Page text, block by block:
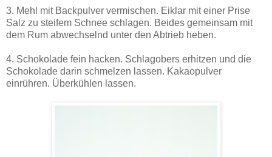
3. Mehl mit Backpulver vermischen. Eiklar mit einer Prise
Salz zu steifem Schnee schlagen. Beides gemeinsam mit
dem Rum abwechselnd unter den Abtrieb heben.
4. Schokolade fein hacken. Schlagobers erhitzen und die
Schokolade darin schmelzen lassen. Kakaopulver
einrühren. Überkühlen lassen.